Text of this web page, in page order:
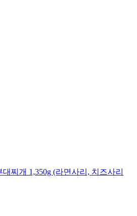
찌개 1,350g (라면사리, 치즈사리